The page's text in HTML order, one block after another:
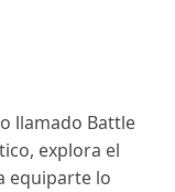
llamado Battle
explora el
equiparte lo